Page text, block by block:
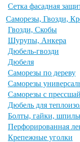
Сетка фасадная
Саморезы, Гвозди,
Гвозди, Скобы
Шурупы, Анкера
Дюбель-гвозди
Дюбеля
Саморезы по дереву
Саморезы
Саморезы с
Дюбель для
Болты, гайки,
Перфорированная
Крепежные уголки